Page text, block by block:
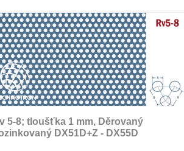
5-8; tloušťka 1 mm, Děrovaný
DX51D+Z - DX55D